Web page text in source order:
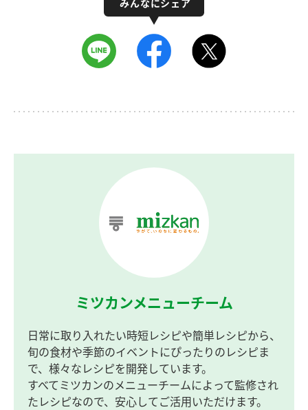
ミツカンメニューチーム
日常に取り入れたい時短レシピや簡単レシピから、
旬の食材や季節のイベントにぴったりのレシピま
で、様々なレシピを開発しています。
すべてミツカンのメニューチームによって監修され
たレシピなので、安心してご活用いただけます。